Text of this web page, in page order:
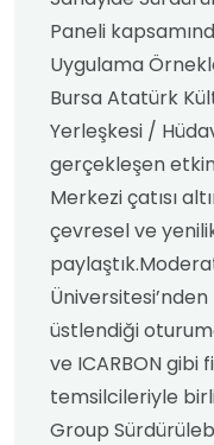
Paneli
Uygulama
Bursa Atatürk
Yerleşkesi /
gerçekleşen
Merkezi çatısı
çevresel ve
üstlendiği
ve ICARBON gibi
temsilcileriyle
Group